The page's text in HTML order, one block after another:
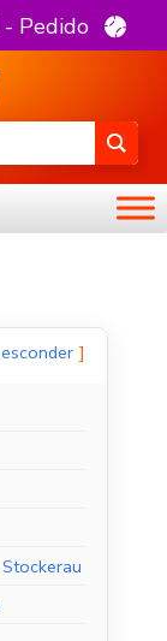
Pedido
esconder